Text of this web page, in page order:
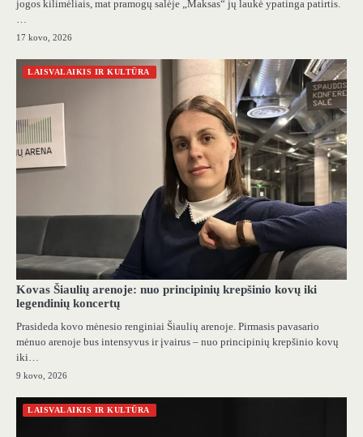
jogos kilimėliais, mat pramogų salėje „Maksas“ jų laukė ypatinga patirtis.
17 kovo, 2026
LAISVALAIKIS IR KULTŪRA
Kovas Šiaulių arenoje: nuo principinių krepšinio kovų iki
legendinių koncertų
Prasideda kovo mėnesio renginiai Šiaulių arenoje. Pirmasis pavasario
mėnuo arenoje bus intensyvus ir įvairus – nuo principinių krepšinio kovų
iki…
9 kovo, 2026
LAISVALAIKIS IR KULTŪRA